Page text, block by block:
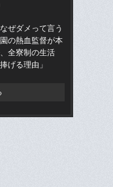
ぜダメって言う
の熱血監督が本
全寮制の生活
げる理由」